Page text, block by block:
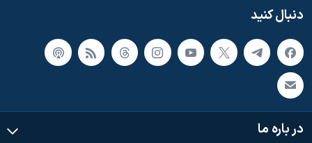
دنبال کنید
در باره ما